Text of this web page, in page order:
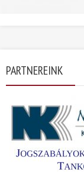
PARTNEREINK